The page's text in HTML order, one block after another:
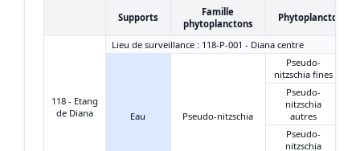
Supports
Famille
phytoplanctons
Phytoplanctons
118 - Etang
de Diana
Lieu de surveillance : 118-P-001 - Diana centre
Eau Pseudo-nitzschia
Pseudo-
nitzschia fines
Pseudo-
nitzschia
autres
Pseudo-
nitzschia